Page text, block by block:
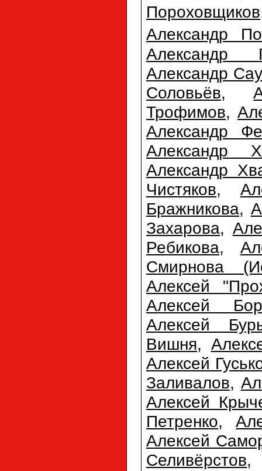
Пороховщиков
Александр
Александр
Александр
Соловьёв,
Трофимов,
Александр
Александр
Александр
Чистяков,
Бражникова,
Захарова,
Ребикова,
Смирнова
Алексей
Алексей
Алексей
Вишня,
Алексей
Заливалов,
Алексей
Петренко,
Алексей
Селивёрстов